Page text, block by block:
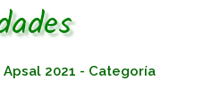
2021 - Categoría